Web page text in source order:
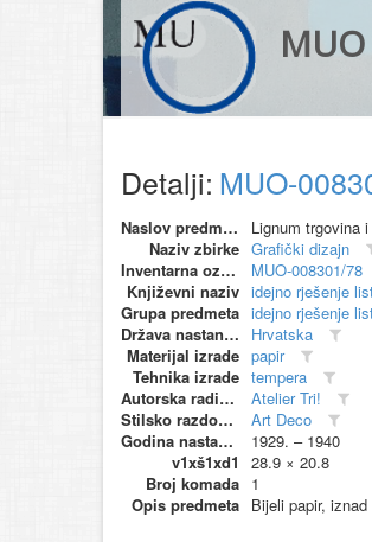
Detalji: MUO-
Naslov predmeta
Lignum trgovina
Naziv zbirke Grafički dizajn
Inventarna oznaka
MUO-008301/78
Književni naziv idejno rješenje
Grupa predmeta idejno rješenje
Država nastanka
Hrvatska
Materijal izrade papir
Tehnika izrade tempera
Autorska radionica (proizvođač)
Atelier Tri!
Stilsko razdoblje
Art Deco
Godina nastanka
1929. – 1940
v1xš1xd1
28.9 × 20.8
Broj komada 1
Opis predmeta Bijeli papir,